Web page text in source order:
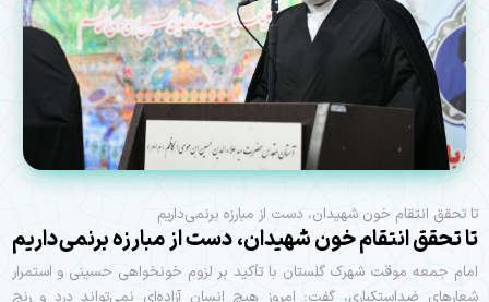
تا تحقق انتقام خون شهیدان، دست از مبارزه برنمی‌داریم
تا تحقق انتقام خون شهیدان، دست از مبارزه برنمی‌داریم
امام جمعه موقت شهرک گلستان با تأکید بر لزوم خونخواهی حسینی و استمرار